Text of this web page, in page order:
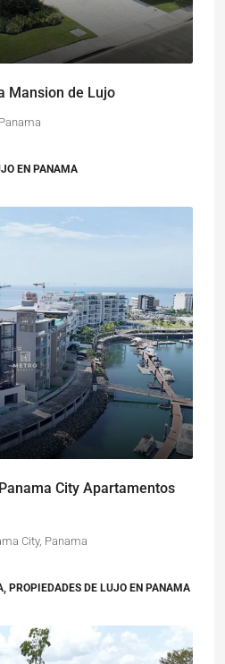
Mansion de Lujo
EN PANAMA
City Apartamentos
City, Panama
PROPIEDADES DE LUJO EN PANAMA